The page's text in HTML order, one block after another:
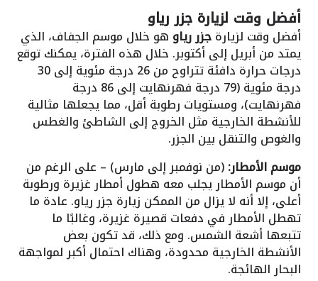
أفضل وقت لزيارة جزر رياو
أفضل وقت لزيارةجزر رياو هو خلال موسم الجفاف، الذي
يمتد من أبريل إلى أكتوبر. خلال هذه الفترة، يمكنك توقع
درجات حرارة دافئة تتراوح من 26 درجة مئوية إلى 30
درجة مئوية (79 درجة فهرنهايت إلى 86 درجة
فهرنهايت)، ومستويات رطوبة أقل، مما يجعلها مثالية
للأنشطة الخارجية مثل الخروج إلى الشاطئ والغطس
والغوص والتنقل بين الجزر.
موسم الأمطار:(من نوفمبر إلى مارس) – على الرغم من
أن موسم الأمطار يجلب معه هطول أمطار غزيرة ورطوبة
أعلى، إلا أنه لا يزال من الممكن زيارة جزر رياو. عادة ما
تهطل الأمطار في دفعات قصيرة غزيرة، وغالبًا ما
تتبعها أشعة الشمس. ومع ذلك، قد تكون بعض
الأنشطة الخارجية محدودة، وهناك احتمال أكبر لمواجهة
البحار الهائجة.